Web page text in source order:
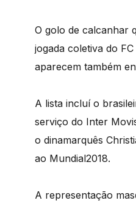
O golo de calcanhar
jogada coletiva do
aparecem também
A lista incluí o
serviço do Inter
o dinamarquês
ao Mundial2018.
A representação